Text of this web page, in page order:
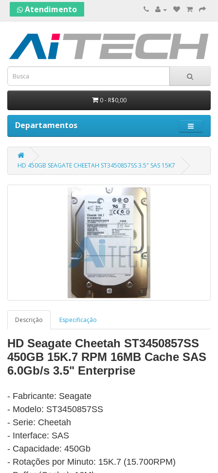
Atendimento
0 - R$0,00
Departamentos
HD 450GB SEAGATE CHEETAH ST3450857SS 3.5" SAS 15K7
Descrição Especificação
HD Seagate Cheetah ST3450857SS
450GB 15K.7 RPM 16MB Cache SAS
6.0Gb/s 3.5" Enterprise
- Fabricante: Seagate
- Modelo: ST3450857SS
- Serie: Cheetah
- Interface: SAS
- Capacidade: 450Gb
- Rotações por Minuto: 15K.7 (15.700RPM)